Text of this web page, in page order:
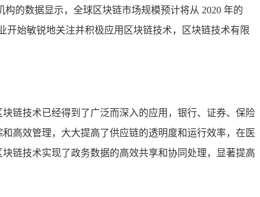
的数据显示，全球区块链市场规模预计将从 2020 年的
始敏锐地关注并积极应用区块链技术，区块链技术有限
链技术已经得到了广泛而深入的应用，银行、证券、保险
高效管理，大大提高了供应链的透明度和运行效率，在医
链技术实现了政务数据的高效共享和协同处理，显著提高